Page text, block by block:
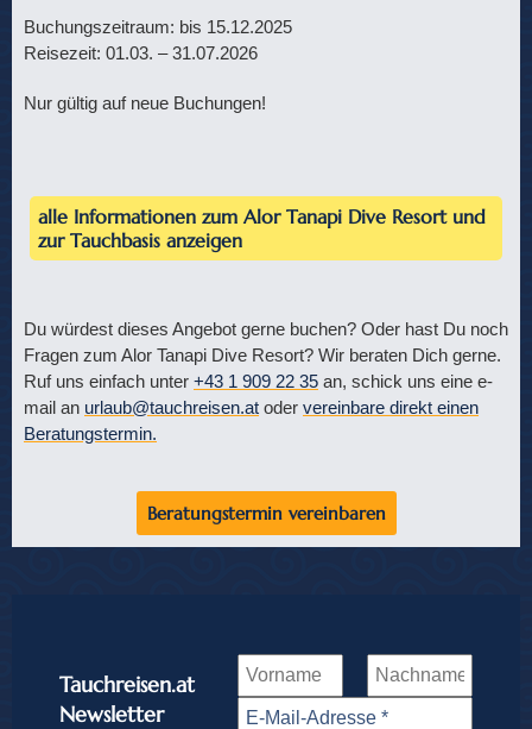
Buchungszeitraum: bis 15.12.2025
Reisezeit: 01.03. – 31.07.2026
Nur gültig auf neue Buchungen!
alle Informationen zum Alor Tanapi Dive Resort und
zur Tauchbasis anzeigen
Du würdest dieses Angebot gerne buchen? Oder hast Du noch
Fragen zum Alor Tanapi Dive Resort? Wir beraten Dich gerne.
Ruf uns einfach unter +43 1 909 22 35 an, schick uns eine e-
mail an urlaub@tauchreisen.at oder vereinbare direkt einen
Beratungstermin.
Beratungstermin vereinbaren
Tauchreisen.at
Newsletter